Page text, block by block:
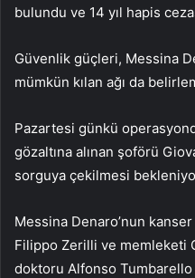
bulundu ve 14 yıl hapis
Güvenlik güçleri, Messina
mümkün kılan ağı da
Pazartesi günkü
gözaltına alınan şoförü
sorguya çekilmesi
Messina Denaro’nun
Filippo Zerilli ve memleketi
doktoru Alfonso Tumbarello